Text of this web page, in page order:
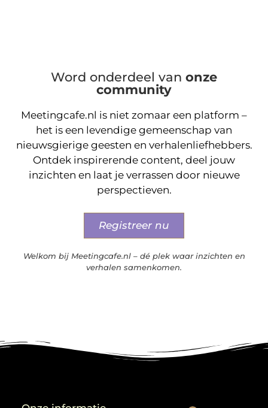
Word onderdeel van onze
community
Meetingcafe.nl is niet zomaar een platform –
het is een levendige gemeenschap van
nieuwsgierige geesten en verhalenliefhebbers.
Ontdek inspirerende content, deel jouw
inzichten en laat je verrassen door nieuwe
perspectieven.
Registreer nu
Welkom bij Meetingcafe.nl – dé plek waar inzichten en
verhalen samenkomen.